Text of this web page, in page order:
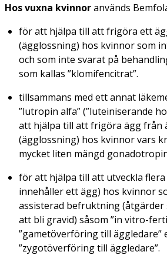
Hos vuxna kvinnoranvänds
för att hjälpa till att frigöra ett
(ägglossning) hos kvinnor som
och som inte svarat på
som kallas ”klomifencitrat”.
tillsammans med ett annat
”lutropin alfa” (”luteiniserande
att hjälpa till att frigöra ägg från
(ägglossning) hos kvinnor vars
mycket liten mängd
för att hjälpa till att utveckla
innehåller ett ägg) hos kvinnor
assisterad befruktning (åtgärder
att bli gravid) såsom ”in vitro-
”gametöverföring till äggledare”
”zygotöverföring till äggledare”.